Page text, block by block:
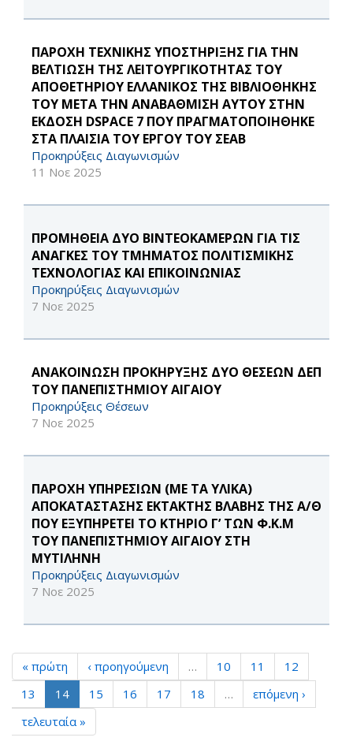
ΠΑΡΟΧΗ ΤΕΧΝΙΚΗΣ ΥΠΟΣΤΗΡΙΞΗΣ ΓΙΑ ΤΗΝ
ΒΕΛΤΙΩΣΗ ΤΗΣ ΛΕΙΤΟΥΡΓΙΚΟΤΗΤΑΣ ΤΟΥ
ΑΠΟΘΕΤΗΡΙΟΥ ΕΛΛΑΝΙΚΟΣ ΤΗΣ ΒΙΒΛΙΟΘΗΚΗΣ
ΤΟΥ ΜΕΤΑ ΤΗΝ ΑΝΑΒΑΘΜΙΣΗ ΑΥΤΟΥ ΣΤΗΝ
ΕΚΔΟΣΗ DSPACE 7 ΠΟΥ ΠΡΑΓΜΑΤΟΠΟΙΗΘΗΚΕ
ΣΤΑ ΠΛΑΙΣΙΑ ΤΟΥ ΕΡΓΟΥ ΤΟΥ ΣΕΑΒ
Προκηρύξεις Διαγωνισμών
11 Νοε 2025
ΠΡΟΜΗΘΕΙΑ ΔΥΟ ΒΙΝΤΕΟΚΑΜΕΡΩΝ ΓΙΑ ΤΙΣ
ΑΝΑΓΚΕΣ ΤΟΥ ΤΜΗΜΑΤΟΣ ΠΟΛΙΤΙΣΜΙΚΗΣ
ΤΕΧΝΟΛΟΓΙΑΣ ΚΑΙ ΕΠΙΚΟΙΝΩΝΙΑΣ
Προκηρύξεις Διαγωνισμών
7 Νοε 2025
ΑΝΑΚΟΙΝΩΣΗ ΠΡΟΚΗΡΥΞΗΣ ΔΥΟ ΘΕΣΕΩΝ ΔΕΠ
ΤΟΥ ΠΑΝΕΠΙΣΤΗΜΙΟΥ ΑΙΓΑΙΟΥ
Προκηρύξεις Θέσεων
7 Νοε 2025
ΠΑΡΟΧΗ ΥΠΗΡΕΣΙΩΝ (ΜΕ ΤΑ ΥΛΙΚΑ)
ΑΠΟΚΑΤΑΣΤΑΣΗΣ ΕΚΤΑΚΤΗΣ ΒΛΑΒΗΣ ΤΗΣ Α/Θ
ΠΟΥ ΕΞΥΠΗΡΕΤΕΙ ΤΟ ΚΤΗΡΙΟ Γ’ ΤΩΝ Φ.Κ.Μ
ΤΟΥ ΠΑΝΕΠΙΣΤΗΜΙΟΥ ΑΙΓΑΙΟΥ ΣΤΗ
ΜΥΤΙΛΗΝΗ
Προκηρύξεις Διαγωνισμών
7 Νοε 2025
« πρώτη ‹ προηγούμενη … 10 11
12
13
14 15 16 17 18 …
επόμενη ›
τελευταία »